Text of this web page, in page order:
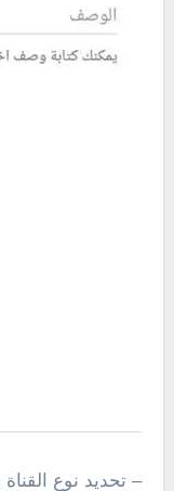
– تحديد نوع